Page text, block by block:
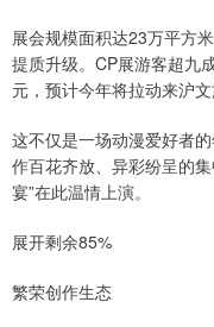
展会规模面积达23万平方
提质升级。CP展游客超九
元，预计今年将拉动来沪文
这不仅是一场动漫爱好者
作百花齐放、异彩纷呈的
宴”在此温情上演。
展开剩余85%
繁荣创作生态